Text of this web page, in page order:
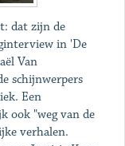
dat zijn de
in 'De
Van
schijnwerpers
Een
ook "weg van de
verhalen.